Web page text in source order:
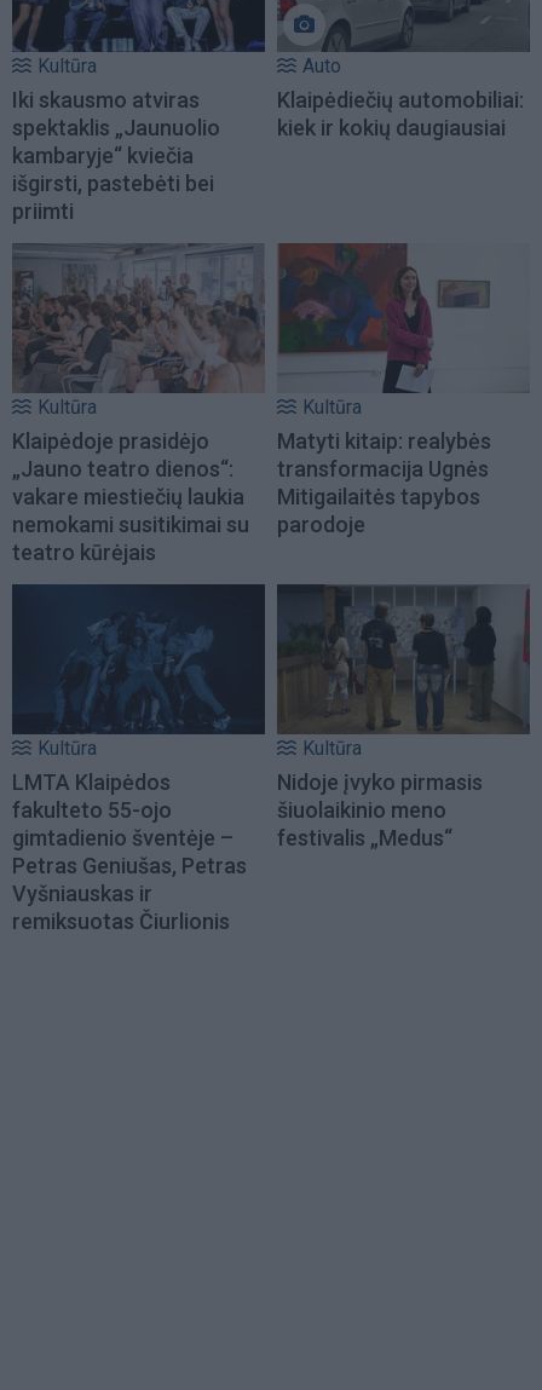
Kultūra
Iki skausmo atviras
spektaklis „Jaunuolio
kambaryje“ kviečia
išgirsti, pastebėti bei
priimti
Auto
Klaipėdiečių automobiliai:
kiek ir kokių daugiausiai
Kultūra
Klaipėdoje prasidėjo
„Jauno teatro dienos“:
vakare miestiečių laukia
nemokami susitikimai su
teatro kūrėjais
Kultūra
Matyti kitaip: realybės
transformacija Ugnės
Mitigailaitės tapybos
parodoje
Kultūra
LMTA Klaipėdos
fakulteto 55-ojo
gimtadienio šventėje –
Petras Geniušas, Petras
Vyšniauskas ir
remiksuotas Čiurlionis
Kultūra
Nidoje įvyko pirmasis
šiuolaikinio meno
festivalis „Medus“